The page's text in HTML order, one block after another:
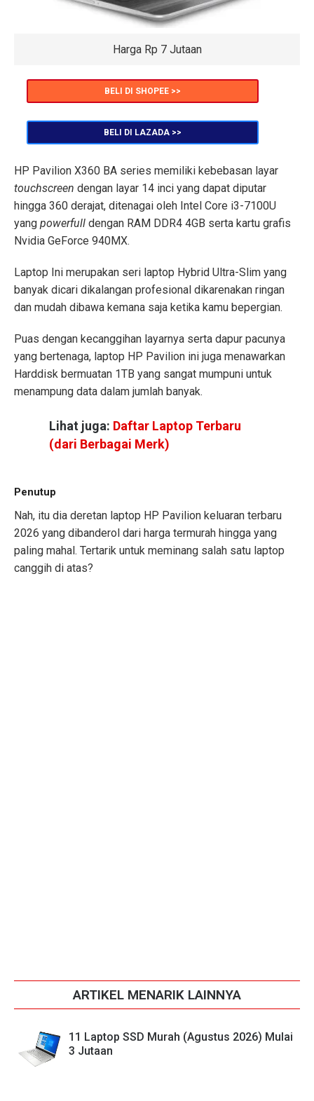
Harga Rp 7 Jutaan
BELI DI SHOPEE >>
BELI DI LAZADA >>
HP Pavilion X360 BA series memiliki kebebasan layar
touchscreen dengan layar 14 inci yang dapat diputar
hingga 360 derajat, ditenagai oleh Intel Core i3-7100U
yang powerfull dengan RAM DDR4 4GB serta kartu grafis
Nvidia GeForce 940MX.
Laptop Ini merupakan seri laptop Hybrid Ultra-Slim yang
banyak dicari dikalangan profesional dikarenakan ringan
dan mudah dibawa kemana saja ketika kamu bepergian.
Puas dengan kecanggihan layarnya serta dapur pacunya
yang bertenaga, laptop HP Pavilion ini juga menawarkan
Harddisk bermuatan 1TB yang sangat mumpuni untuk
menampung data dalam jumlah banyak.
Lihat juga: Daftar Laptop Terbaru
(dari Berbagai Merk)
Penutup
Nah, itu dia deretan laptop HP Pavilion keluaran terbaru
2026 yang dibanderol dari harga termurah hingga yang
paling mahal. Tertarik untuk meminang salah satu laptop
canggih di atas?
ARTIKEL MENARIK LAINNYA
11 Laptop SSD Murah (Agustus 2026) Mulai
3 Jutaan